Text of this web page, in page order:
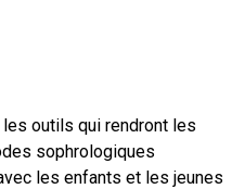
outils qui rendront les
sophrologiques
les enfants et les jeunes